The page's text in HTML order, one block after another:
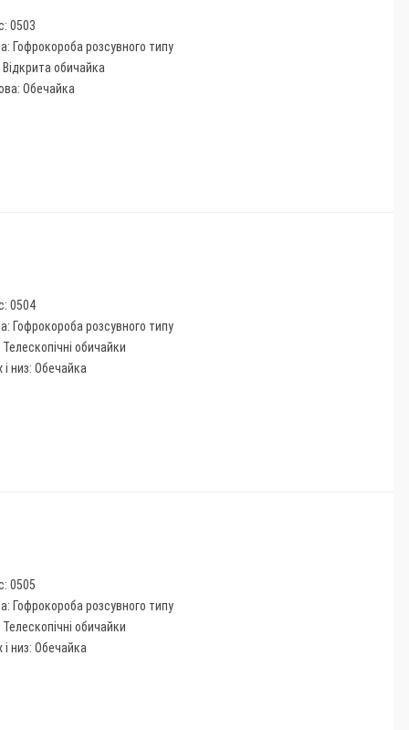
0503
Гофрокороба розсувного типу
Відкрита обичайка
Обечайка
0504
Гофрокороба розсувного типу
обичайки
і низ: Обечайка
0505
Гофрокороба розсувного типу
обичайки
і низ: Обечайка